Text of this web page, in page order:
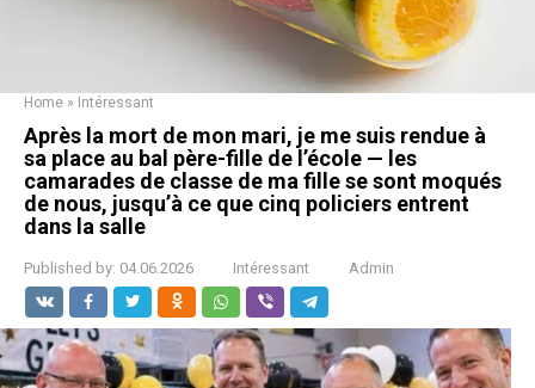
Home » Intéressant
Après la mort de mon mari, je me suis rendue à
sa place au bal père-fille de l’école — les
camarades de classe de ma fille se sont moqués
de nous, jusqu’à ce que cinq policiers entrent
dans la salle
Published by: 04.06.2026 Intéressant Admin